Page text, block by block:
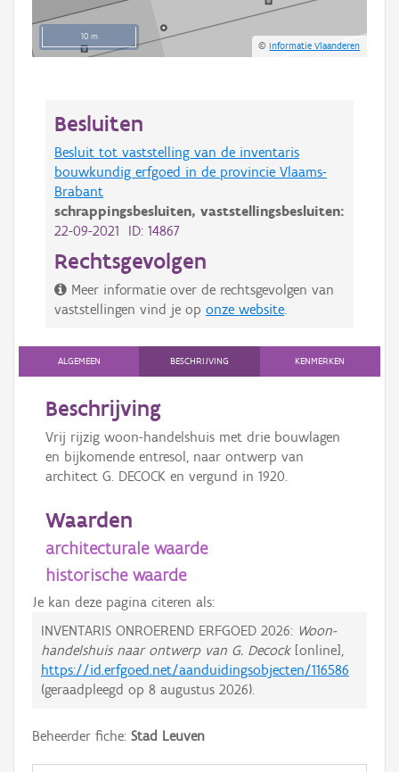
10 m
©Informatie Vlaanderen
Besluiten
Besluit tot vaststelling van de inventaris
bouwkundig erfgoed in de provincie Vlaams-
Brabant
schrappingsbesluiten, vaststellingsbesluiten:
22-09-2021 ID: 14867
Rechtsgevolgen
Meer informatie over de rechtsgevolgen van
vaststellingen vind je op onze website
ALGEMEEN BESCHRIJVING KENMERKEN
Beschrijving
Vrij rijzig woon-handelshuis met drie bouwlagen
en bijkomende entresol, naar ontwerp van
architect G. DECOCK en vergund in 1920.
Waarden
architecturale waarde
historische waarde
Je kan deze pagina citeren als:
INVENTARIS ONROEREND ERFGOED 2026: Woon-
handelshuis naar ontwerp van G. Decock[online],
https://id.erfgoed.net/aanduidingsobjecten/116586
(geraadpleegd op 8 augustus 2026).
Beheerder fiche: Stad Leuven